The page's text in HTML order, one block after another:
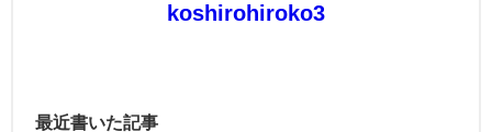
koshirohiroko3
最近書いた記事